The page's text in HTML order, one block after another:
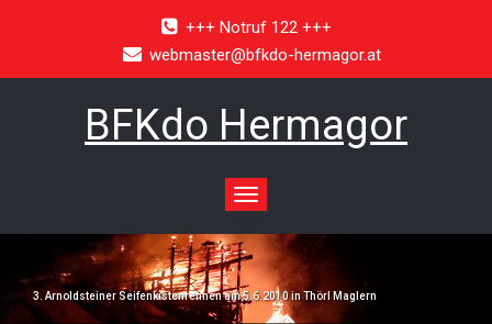
+++ Notruf 122 +++
webmaster@bfkdo-hermagor.at
BFKdo Hermagor
Toggle
navigation
3. Arnoldsteiner Seifenkistenrennen am 5.6.2010 in Thörl Maglern